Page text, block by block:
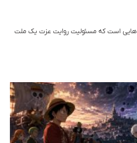
است که مسئولیت روایت عزت یک ملت